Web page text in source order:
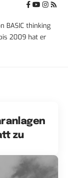
BASIC thinking
2009 hat er
zu